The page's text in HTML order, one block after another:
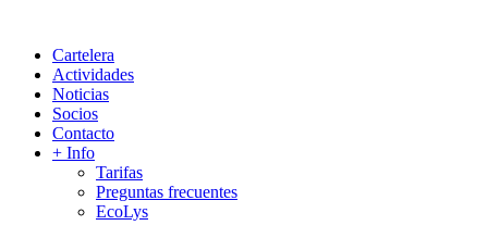
Cartelera
Actividades
Noticias
Socios
Contacto
+ Info
Tarifas
Preguntas frecuentes
EcoLys